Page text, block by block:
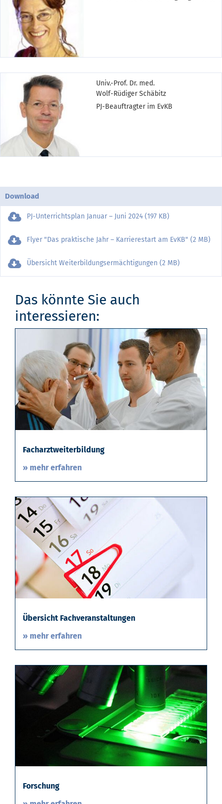
Univ.-Prof. Dr. med.
Wolf-Rüdiger Schäbitz
PJ-Beauftragter im EvKB
Download
PJ-Unterrichtsplan Januar – Juni 2024 (197 KB)
Flyer "Das praktische Jahr – Karrierestart am EvKB" (2 MB)
Übersicht Weiterbildungsermächtigungen (2 MB)
Das könnte Sie auch
interessieren:
Facharztweiterbildung
» mehr erfahren
Übersicht Fachveranstaltungen
» mehr erfahren
Forschung